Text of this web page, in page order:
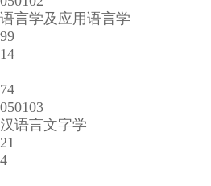
语言学及应用语言学
99
14
74
050103
汉语言文字学
21
4